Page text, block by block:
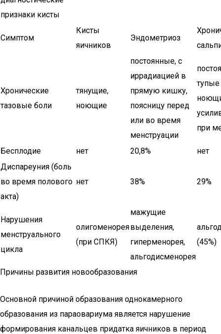
признаки кисты
Симптом
Кисты
яичников
Эндометриоз
Хронические
тазовые боли
тянущие,
ноющие
постоянные, с
иррадиацией в
прямую кишку,
поясницу перед
или во время
менструации
тупые
при
Бесплодие нет 20,8%
нет
Диспареуния (боль
во время полового
акта)
нет 38% 29%
Нарушения
менструального
цикла
олигоменорея
(при СПКЯ)
мажущие
выделения,
гиперменорея,
альгодисменорея
(45%)
Причины развития новообразования
Основной причиной образования однокамерного
образования из параовариума является нарушение
формирования канальцев придатка яичников в период